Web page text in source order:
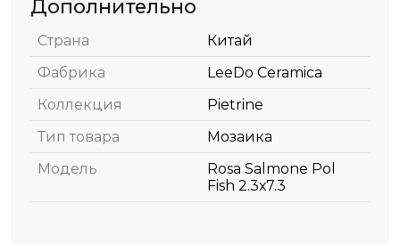
Дополнительно
Страна
Китай
Фабрика
LeeDo Ceramica
Коллекция
Pietrine
Тип товара
Мозаика
Модель
Rosa Salmone Pol
Fish 2.3х7.3